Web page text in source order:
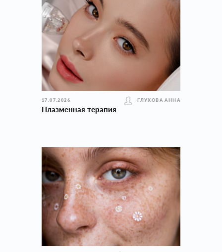
17.07.2026 ГЛУХОВА АННА
Плазменная терапия